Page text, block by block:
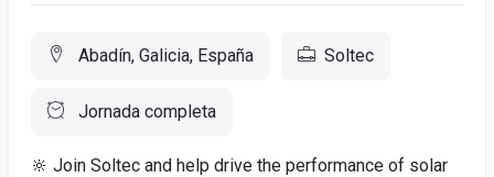
Abadín, Galicia, España Soltec
Jornada completa
🔆 Join Soltec and help drive the performance of solar